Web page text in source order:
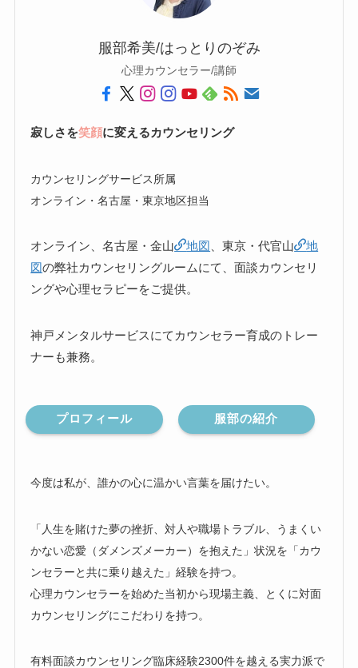
服部希美/はっとりのぞみ
心理カウンセラー/講師
寂しさを笑顔に変えるカウンセリング
カウンセリングサービス所属
オンライン・名古屋・東京地区担当
オンライン、名古屋・金山 地図 、東京・代官山
地
図の弊社カウンセリングルームにて、面談カウンセリ
ングや心理セラピーをご提供。
神戸メンタルサービスにてカウンセラー育成のトレー
ナーも兼務。
プロフィール 服部の紹介
今度は私が、誰かの心に温かい言葉を届けたい。
「人生を賭けた夢の挫折、対人や職場トラブル、うまくい
かない恋愛（ダメンズメーカー）を抱えた」状況を「カウ
ンセラーと共に乗り越えた」経験を持つ。
心理カウンセラーを始めた当初から現場主義、とくに対面
カウンセリングにこだわりを持つ。
有料面談カウンセリング臨床経験2300件を越える実力派で